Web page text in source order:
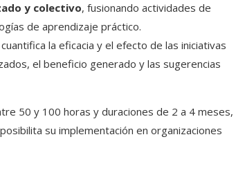
y colectivo, fusionando actividades de
de aprendizaje práctico.
la eficacia y el efecto de las iniciativas
el beneficio generado y las sugerencias
50 y 100 horas y duraciones de 2 a 4 meses,
su implementación en organizaciones